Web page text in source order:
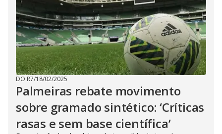
DO R7/18/02/2025
Palmeiras rebate movimento
sobre gramado sintético: ‘Críticas
rasas e sem base científica’